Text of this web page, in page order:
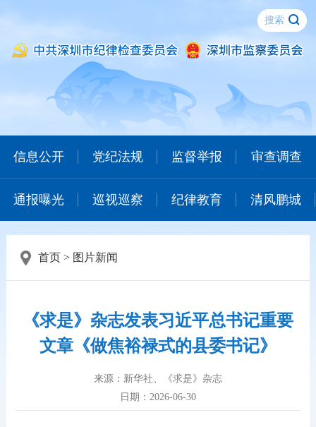
信息公开 党纪法规 监督举报 审查调查
通报曝光 巡视巡察 纪律教育 清风鹏城
首页> 图片新闻
《求是》杂志发表习近平总书记重要
文章《做焦裕禄式的县委书记》
来源：新华社、《求是》杂志
日期：2026-06-30